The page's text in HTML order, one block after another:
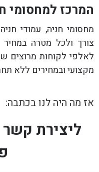
המרכז למחסומי
מחסומי חניה, עמודי
צורך ולכל מטרה
לאלפי לקוחות מרוצים
מקצועי ובמחירים ללא
אז מה היה לנו בכתבה:
ליצירת קשר